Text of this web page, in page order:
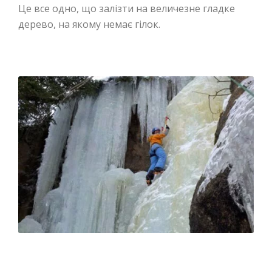
Це все одно, що залізти на величезне гладке
дерево, на якому немає гілок.